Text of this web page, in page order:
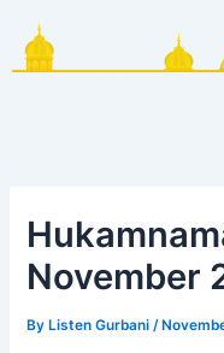
content
November
By Listen Gurbani/
navigation